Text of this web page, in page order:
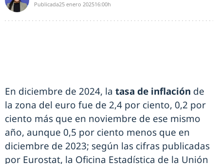
Publicada25 enero 202516:00h
En diciembre de 2024, la tasa de inflación de
la zona del euro fue de 2,4 por ciento, 0,2 por
ciento más que en noviembre de ese mismo
año, aunque 0,5 por ciento menos que en
diciembre de 2023; según las cifras publicadas
por Eurostat, la Oficina Estadística de la Unión